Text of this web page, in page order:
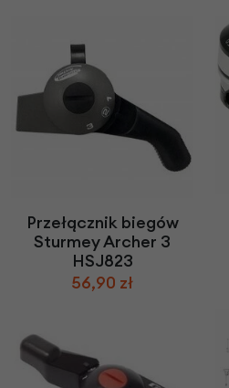
Przełącznik biegów
Sturmey Archer 3
HSJ823
56,90 zł